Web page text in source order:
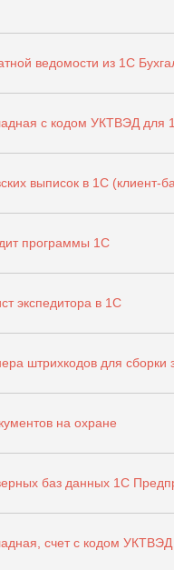
ведомости из 1С
с кодом УКТВЭД для
выписок в 1С (клиент-
программы 1С
экспедитора в 1С
штрихкодов для сборки
на охране
баз данных 1С
счет с кодом УКТВЭД